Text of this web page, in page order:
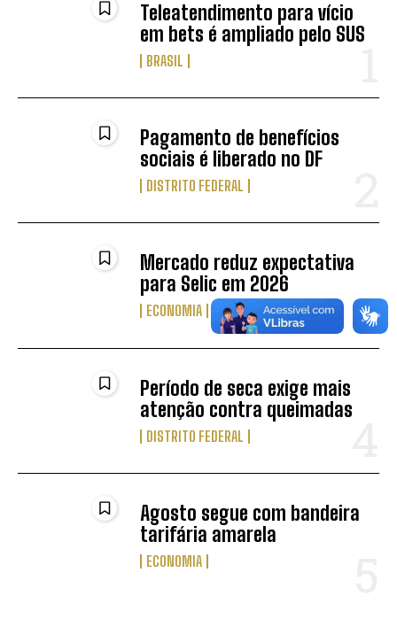
Teleatendimento para vício
em bets é ampliado pelo SUS
BRASIL
Pagamento de benefícios
sociais é liberado no DF
DISTRITO FEDERAL
Mercado reduz expectativa
para Selic em 2026
ECONOMIA
Período de seca exige mais
atenção contra queimadas
DISTRITO FEDERAL
Agosto segue com bandeira
tarifária amarela
ECONOMIA